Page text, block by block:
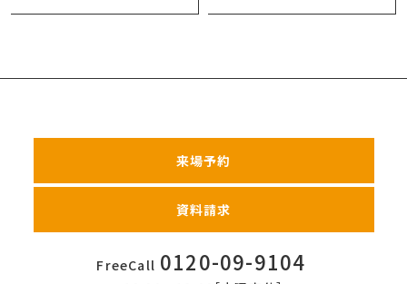
来場予約
資料請求
FreeCall 0120-09-9104